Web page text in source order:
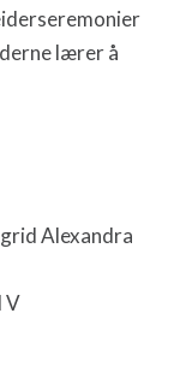
lærer å
Alexandra
V